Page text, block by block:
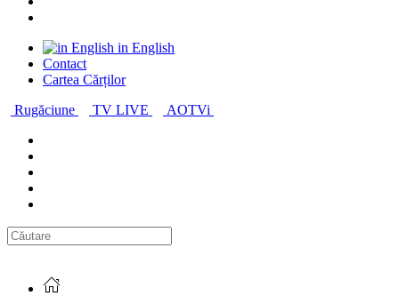
in English
Contact
Cartea Cărților
Rugăciune
TV LIVE AOTVi